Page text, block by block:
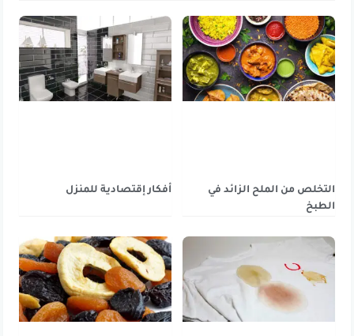
التخلص من الملح الزائد في
الطبخ
أفكار إقتصادية للمنزل